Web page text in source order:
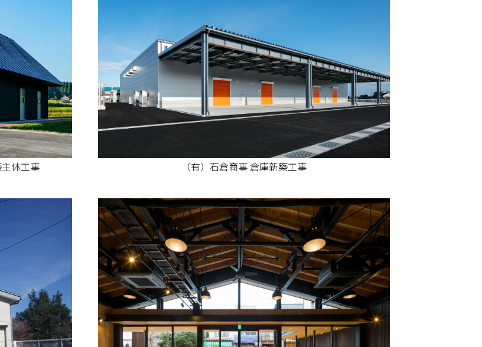
体工事 （有）石倉商事 倉庫新築工事